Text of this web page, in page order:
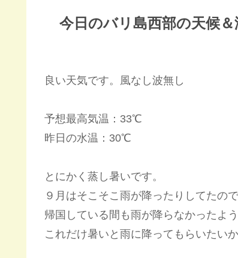
今日のバリ島西部の天候＆
良い天気です。風なし波無し
予想最高気温：33℃
昨日の水温：30℃
とにかく蒸し暑いです。
９月はそこそこ雨が降ったりしてたの
帰国している間も雨が降らなかったよ
これだけ暑いと雨に降ってもらいたいか